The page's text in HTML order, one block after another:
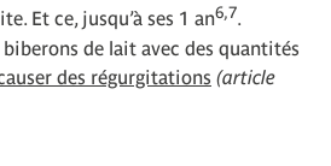
Et ce, jusqu’à ses 1 an6,7.
de lait avec des quantités
des régurgitations (article